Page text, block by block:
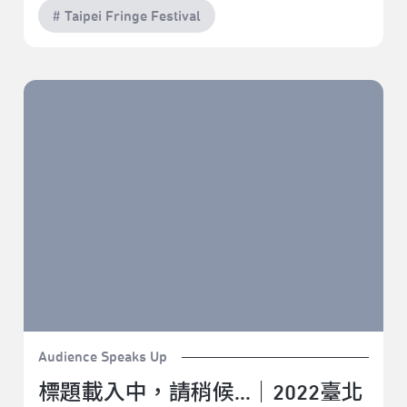
# Taipei Fringe Festival
標題載入中，請稍候...｜2022臺北藝穗節《嬉遊記72變
Audience Speaks Up
標題載入中，請稍候...｜2022臺北